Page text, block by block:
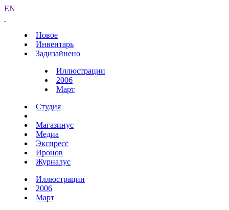
EN
Новое
Инвентарь
Задизайнено
Иллюстрации
2006
Март
Студия
Магазинус
Медиа
Экспресс
Иронов
Журналус
Иллюстрации
2006
Март